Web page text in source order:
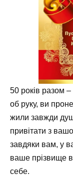
50 років разом
об руку, ви
жили завжди
привітати з
завдяки вам, у
ваше прізвище в
себе.